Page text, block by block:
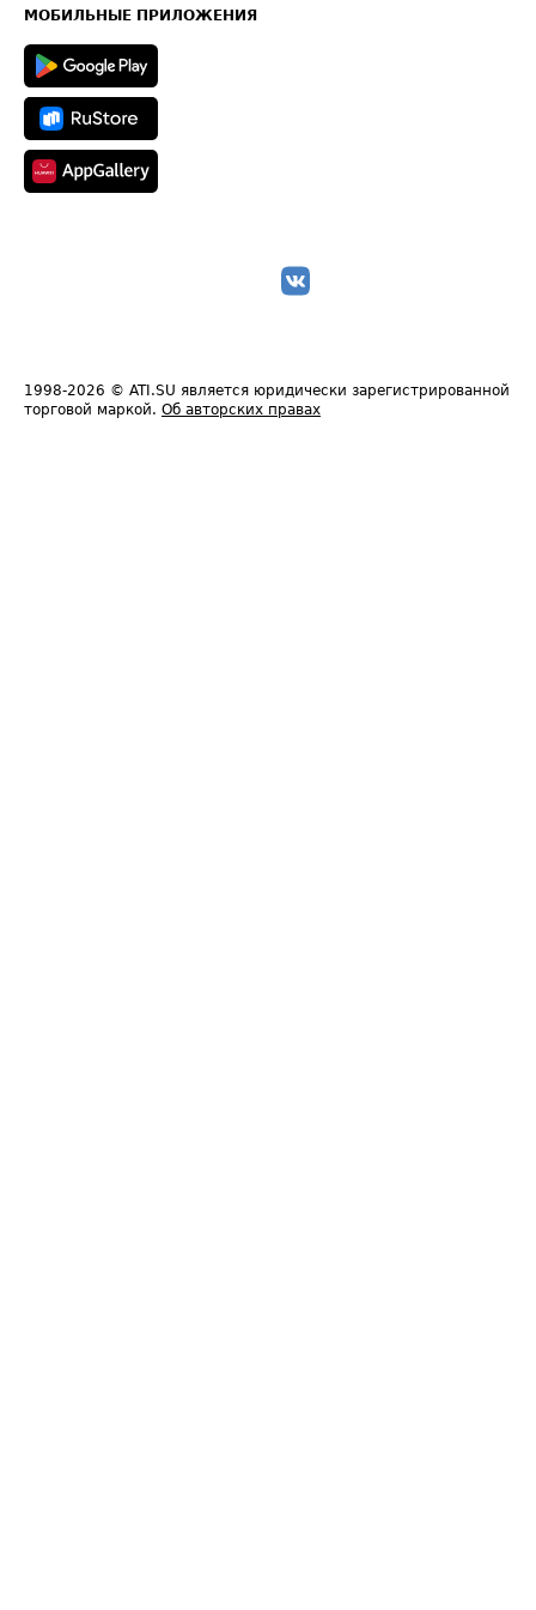
Техническая информация
МОБИЛЬНЫЕ ПРИЛОЖЕНИЯ
1998-2026 © ATI.SU является юридически зарегистрированной
торговой маркой. Об авторских правах